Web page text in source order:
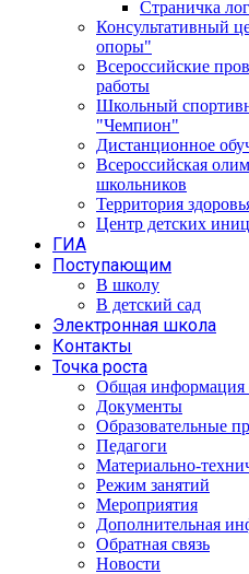
Страничка
Консультативный
опоры"
Всероссийские
работы
Школьный
"Чемпион"
Дистанционное
Всероссийская
школьников
Территория
Центр детских
ГИА
Поступающим
В школу
В детский сад
Электронная школа
Контакты
Точка роста
Общая информация
Документы
Образовательные
Педагоги
Материально-
Режим занятий
Мероприятия
Дополнительная
Обратная связь
Новости